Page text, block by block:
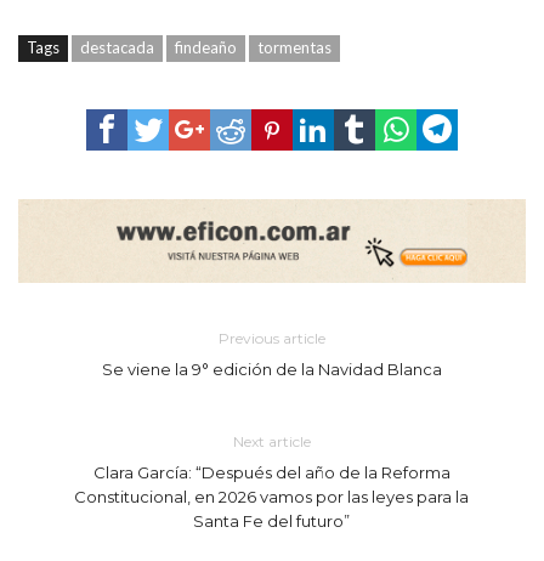
Tags destacada findeaño tormentas
Previous article
Se viene la 9° edición de la Navidad Blanca
Next article
Clara García: “Después del año de la Reforma
Constitucional, en 2026 vamos por las leyes para la
Santa Fe del futuro”